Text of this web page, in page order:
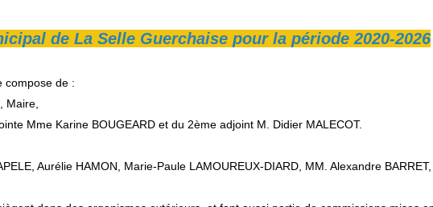
de La Selle Guerchaise pour la période 2020-2026
compose de :
Maire,
Mme Karine BOUGEARD et du 2ème adjoint M. Didier MALECOT.
Aurélie HAMON, Marie-Paule LAMOUREUX-DIARD, MM. Alexandre